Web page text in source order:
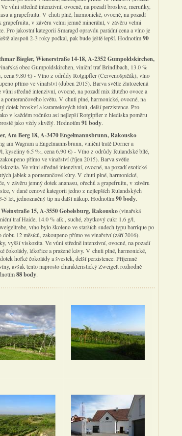
vůni středně intenzivní, ovocné, na pozadí broskve, meruňky,
a grapefruitu. V chuti plné, harmonické, ovocné, na pozadí
grapefruitu, v závěru velmi jemně minerální, v závěru velmi
Pro jakostní kategorii Smaragd opravdu parádní cena a víno je
alespoň 2-3 roky počkal, pak bude ještě lepší. Hodnotím90
Biegler, Wienerstraße 14-18, A-2352 Gumpoldskirchen,
obec Gumpoldskirchen, viniční trať Brindlbach, 13.0 %
9.80 €) - Víno z odrůdy Rotgipfler (Červenošpičák), víno
přímo ve vinařství (duben 2015). Barva světle žlutozelená
středně intenzivní, ovocné, na pozadí mix žlutého ovoce a
pomerančového květu. V chuti plné, harmonické, ovocné, na
dotek broskví a karamelových tónů, delší perzistence. Pro
v každém ročníku asi nejlepší Rotgipfler z hlediska poměru
jako vždy skvělý. Hodnotím91 body.
Am Berg 18, A-3470 Engelmannsbrunn, Rakousko
am Wagram a Engelmannsbrunn, viniční tratě Dorner a
kyseliny 6.5 ‰, cena 6.90 €) - Víno z odrůdy Rulandské bílé,
přímo ve vinařství (říjen 2015). Barva světle
Ve vůni středně intenzivní, ovocné, na pozadí exotické
jablek a pomerančové kůry. V chuti plné, harmonické,
v závěru jemný dotek ananasu, ořechů a grapefruitu, v závěru
v dané cenové kategorii jedno z nejlepších Rulandských
5 let, jednoznačný tip na další nákup. Hodnotím90 body.
15, A-3550 Gobelsburg, Rakousko(vinařská
trať Haide, 14.0 % alk., suché, zbytkový cukr 1.6 g/l,
víno bylo školeno ve starších sudech typu barrique po
12 měsíců, zakoupeno přímo ve vinařství (září 2016).
vyšší viskozita. Ve vůni středně intenzivní, ovocné, na pozadí
čokolády, lékořice a pražené kávy. V chuti plné, harmonické,
hořké čokolády a švestek, delší perzistence. Příjemné
avšak tento naprosto charakteristický Zweigelt rozhodně
88 body.